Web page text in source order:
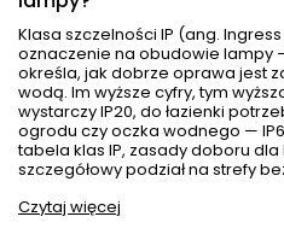
Klasa szczelności IP (ang.
oznaczenie na obudowie lampy
określa, jak dobrze oprawa jest
wodą. Im wyższe cyfry, tym
wystarczy IP20, do łazienki
ogrodu czy oczka wodnego —
tabela klas IP, zasady doboru
szczegółowy podział na strefy
Czytaj więcej